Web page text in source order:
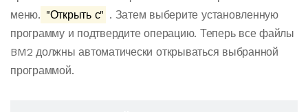
меню. "Открыть с" . Затем выберите установленную
программу и подтвердите операцию. Теперь все файлы
BM2 должны автоматически открываться выбранной
программой.